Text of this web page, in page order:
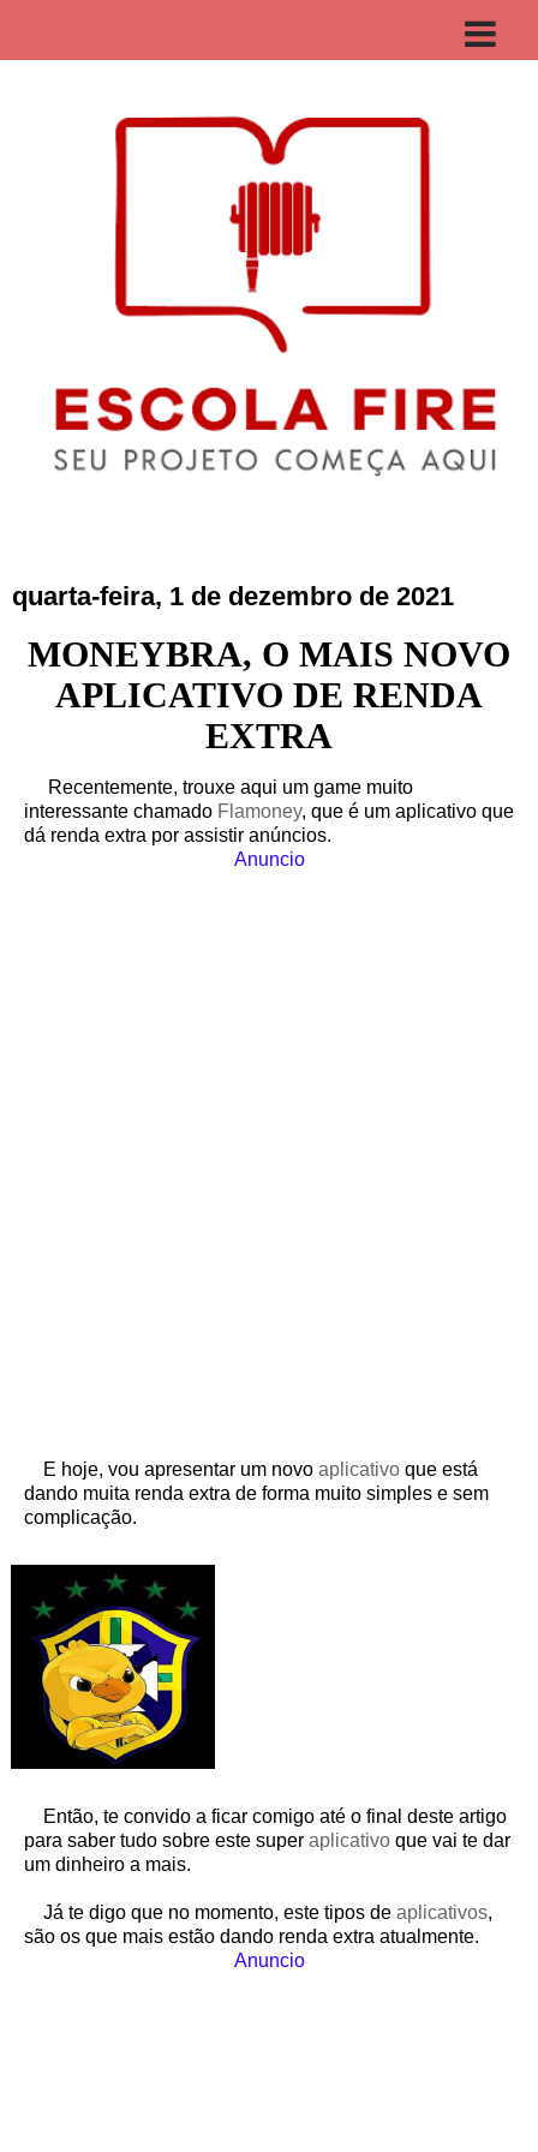
quarta-feira, 1 de dezembro de 2021
MONEYBRA, O MAIS NOVO
APLICATIVO DE RENDA
EXTRA
Recentemente, trouxe aqui um game muito
interessante chamado Flamoney, que é um aplicativo que
dá renda extra por assistir anúncios.
Anuncio
E hoje, vou apresentar um novo aplicativo que está
dando muita renda extra de forma muito simples e sem
complicação.
Então, te convido a ficar comigo até o final deste artigo
para saber tudo sobre este super aplicativo que vai te dar
um dinheiro a mais.
Já te digo que no momento, este tipos de aplicativos,
são os que mais estão dando renda extra atualmente.
Anuncio